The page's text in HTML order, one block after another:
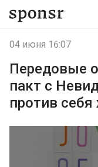
04 июня 16:07
Передовые
пакт с
против себя